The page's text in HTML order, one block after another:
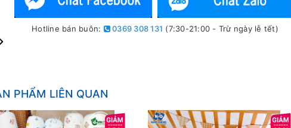
Hotline bán buôn: 0369 308 131 (7:30-21:00 - Trừ ngày lễ tết)
PHẨM LIÊN QUAN